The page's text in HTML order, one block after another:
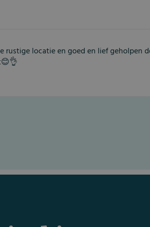
rustige locatie en goed en lief geholpen